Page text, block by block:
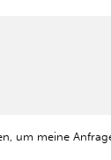
um meine